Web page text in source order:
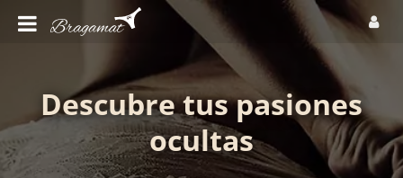
Descubre tus pasiones
ocultas